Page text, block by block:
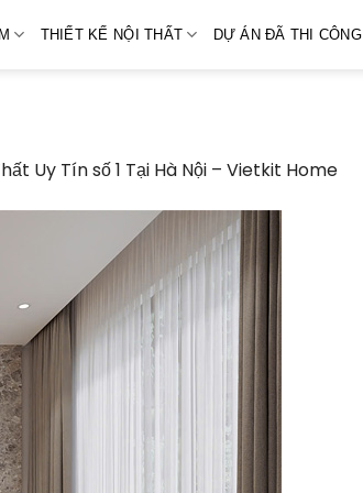
THIẾT KẾ NỘI THẤT DỰ ÁN ĐÃ THI CÔNG
Uy Tín số 1 Tại Hà Nội – Vietkit Home